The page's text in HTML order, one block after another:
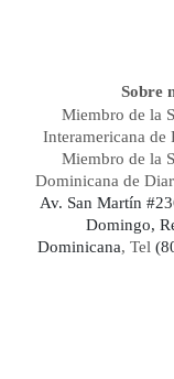
Sobre
Miembro de la
Interamericana de
Miembro de la
Dominicana de
Av. San Martín
Domingo,
Dominicana, Tel